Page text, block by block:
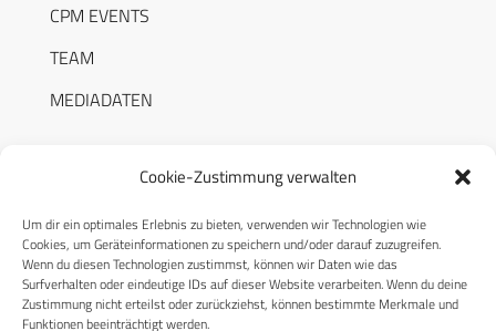
Cookie-Zustimmung verwalten
Um dir ein optimales Erlebnis zu bieten, verwenden wir Technologien wie
Cookies, um Geräteinformationen zu speichern und/oder darauf zuzugreifen.
Wenn du diesen Technologien zustimmst, können wir Daten wie das
Surfverhalten oder eindeutige IDs auf dieser Website verarbeiten. Wenn du deine
Zustimmung nicht erteilst oder zurückziehst, können bestimmte Merkmale und
Funktionen beeinträchtigt werden.
CPM EVENTS
TEAM
MEDIADATEN
RECHTLICHES
Datenschutzerklärung